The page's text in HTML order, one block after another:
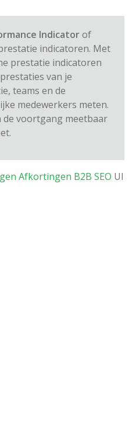
Indicatorof
indicatoren. Met
prestatie indicatoren
van je
teams en de
medewerkers meten.
de voortgang meetbaar
Afkortingen B2B SEO UI